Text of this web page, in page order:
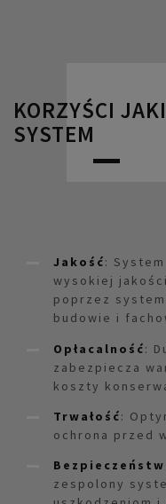
KORZYŚCI
SYSTEM
Jakość:
wysokiej
poprzez
budowie i
Opłacalność:
zabezpiecza
koszty
Trwałość:
ochrona przed
zespolony